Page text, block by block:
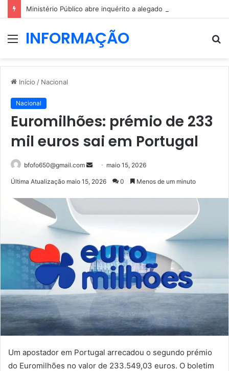
MenuINFORMAÇÃO
Início / Nacional
Nacional
Euromilhões: prémio de 233
mil euros sai em Portugal
bfofo650@gmail.com
Mandemaio 15, 2026
Última Atualização maio 15, 2026 0 Menos de um minuto
Um apostador em Portugal arrecadou o segundo prémio
do Euromilhões no valor de 233.549,03 euros. O boletim